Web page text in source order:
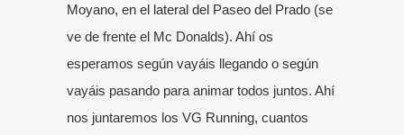
Moyano, en el lateral del Paseo del Prado (se
ve de frente el Mc Donalds). Ahí os
esperamos según vayáis llegando o según
vayáis pasando para animar todos juntos. Ahí
nos juntaremos los VG Running, cuantos